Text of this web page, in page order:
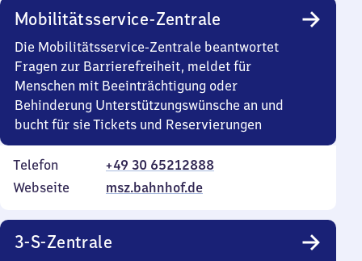
Mobilitätsservice-Zentrale
Die Mobilitätsservice-Zentrale beantwortet
Fragen zur Barrierefreiheit, meldet für
Menschen mit Beeinträchtigung oder
Behinderung Unterstützungswünsche an und
bucht für sie Tickets und Reservierungen
Telefon
+49 30 65212888
Webseite
msz.bahnhof.de
3-S-Zentrale